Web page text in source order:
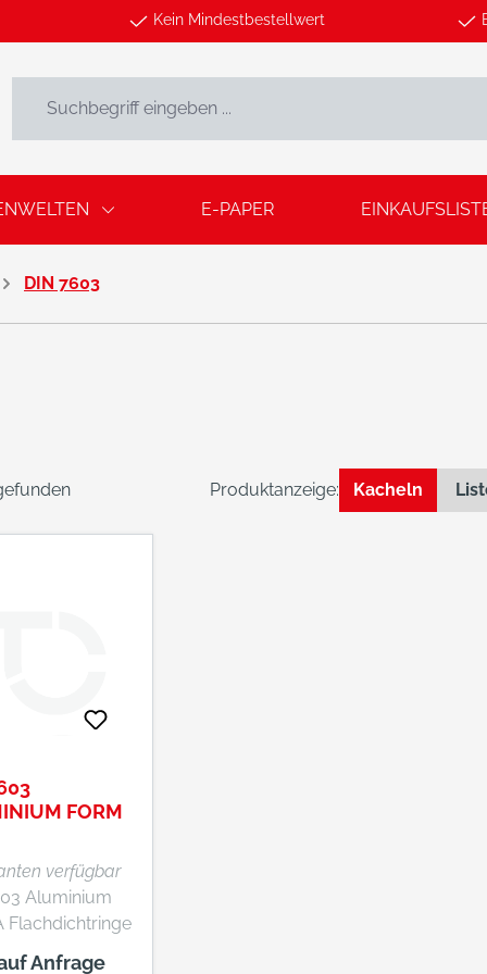
Kein Mindestbestellwert
E-PAPER
DIN 7603
Produktanzeige: Kacheln
FORM
verfügbar
Aluminium
Flachdichtringe
Anfrage